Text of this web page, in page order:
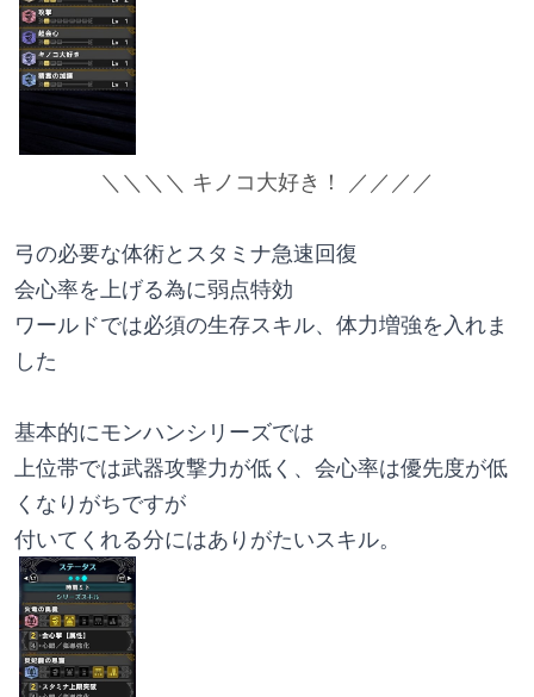
＼＼＼＼ キノコ大好き！ ／／／／
弓の必要な体術とスタミナ急速回復
会心率を上げる為に弱点特効
ワールドでは必須の生存スキル、体力増強を入れま
した
基本的にモンハンシリーズでは
上位帯では武器攻撃力が低く、会心率は優先度が低
くなりがちですが
付いてくれる分にはありがたいスキル。